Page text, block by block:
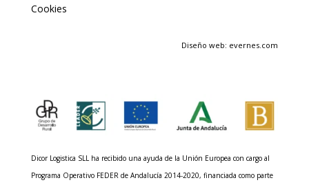
Cookies
Diseño web: evernes.com
Dicor Logistica SLL ha recibido una ayuda de la Unión Europea con cargo al
Programa Operativo FEDER de Andalucía 2014-2020, financiada como parte